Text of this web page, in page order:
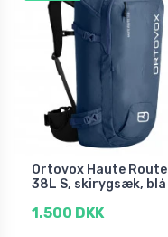
Ortovox Haute Route
38L S, skirygsæk, blå
1.500 DKK